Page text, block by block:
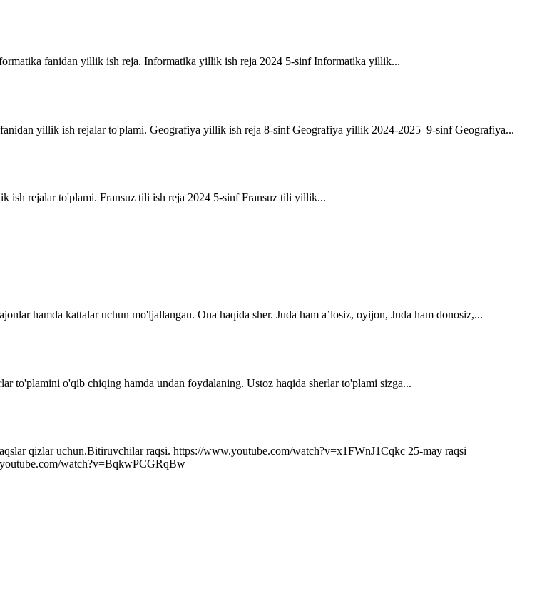
fanidan yillik ish reja. Informatika yillik ish reja 2024 5-sinf Informatika yillik...
yillik ish rejalar to'plami. Geografiya yillik ish reja 8-sinf Geografiya yillik 2024-2025 9-sinf Geografiya...
ish rejalar to'plami. Fransuz tili ish reja 2024 5-sinf Fransuz tili yillik...
hamda kattalar uchun mo'ljallangan. Ona haqida sher. Juda ham a’losiz, oyijon, Juda ham donosiz,...
to'plamini o'qib chiqing hamda undan foydalaning. Ustoz haqida sherlar to'plami sizga...
qizlar uchun.Bitiruvchilar raqsi. https://www.youtube.com/watch?v=x1FWnJ1Cqkc 25-may raqsi
watch?v=BqkwPCGRqBw